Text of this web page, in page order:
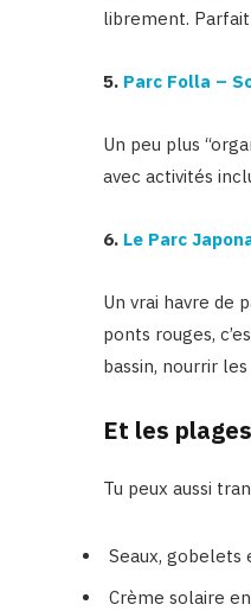
librement. Parfait
5. Parc Folla –
Un peu plus
avec activités
6. Le Parc
Un vrai havre de
ponts rouges,
bassin, nourrir
Et les
Tu peux aussi
Seaux, gobelets
Crème solaire